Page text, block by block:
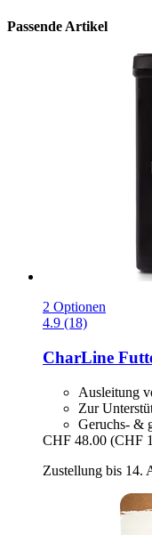
Passende Artikel
2 Optionen
4.9 (18)
CharLine
Ausleitung
Zur
Geruchs- &
CHF 48.00 (CHF
Zustellung bis 14.